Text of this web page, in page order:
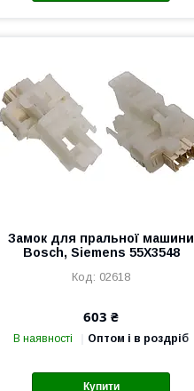
Замок для пральної машини
Bosch, Siemens 55X3548
02618
603 ₴
В наявності Оптом і в роздріб
Купити